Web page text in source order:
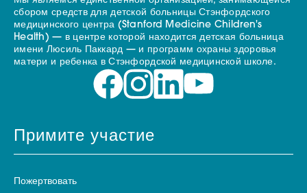
сбором средств для детской больницы Стэнфордского
медицинского центра (Stanford Medicine Children's
Health) — в центре которой находится детская больница
имени Люсиль Паккард — и программ охраны здоровья
матери и ребенка в Стэнфордской медицинской школе.
Примите участие
Пожертвовать